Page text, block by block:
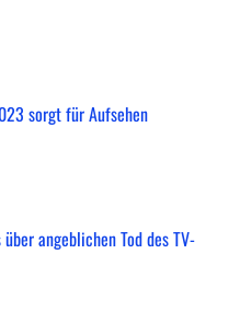
sorgt für Aufsehen
angeblichen Tod des TV-